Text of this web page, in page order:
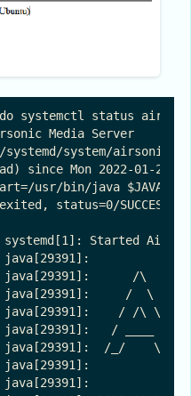
systemctl status
Media Server
systemd/system/
since Mon 2022-01-24
usr/bin/java
status=0/SUCCESS)
systemd[1]: Started
java[29391]:
java[29391]:      /
java[29391]:     /  \   _
java[29391]:    / /\
java[29391]:   /
java[29391]:  /_/
java[29391]:
java[29391]: